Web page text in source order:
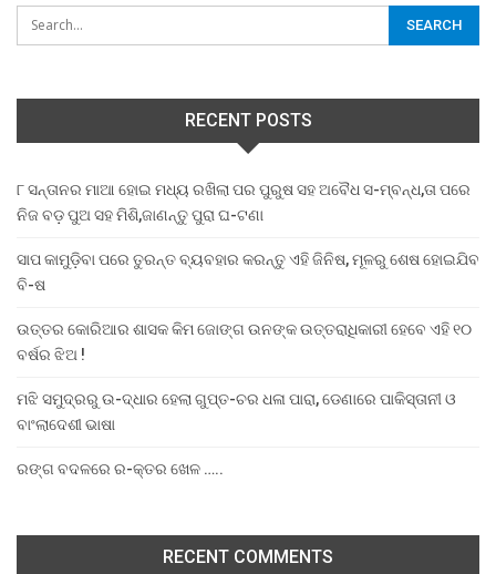
RECENT POSTS
୮ ସନ୍ତାନର ମାଆ ହୋଇ ମଧ୍ୟ ରଖିଲା ପର ପୁରୁଷ ସହ ଅବୈଧ ସ-ମ୍ବନ୍ଧ,ତା ପରେ
ନିଜ ବଡ଼ ପୁଅ ସହ ମିଶି,ଜାଣନ୍ତୁ ପୁରା ଘ-ଟଣା
ସାପ କାମୁଡ଼ିବା ପରେ ତୁରନ୍ତ ବ୍ୟବହାର କରନ୍ତୁ ଏହି ଜିନିଷ, ମୂଳରୁ ଶେଷ ହୋଇଯିବ
ବି-ଷ
ଉତ୍ତର କୋରିଆର ଶାସକ କିମ ଜୋଙ୍ଗ ଉନଙ୍କ ଉତ୍ତରାଧିକାରୀ ହେବେ ଏହି ୧୦
ବର୍ଷର ଝିଅ !
ମଝି ସମୁଦ୍ରରୁ ଉ-ଦ୍ଧାର ହେଲା ଗୁପ୍ତ-ଚର ଧଳା ପାରା, ଡେଣାରେ ପାକିସ୍ତାନୀ ଓ
ବାଂଲାଦେଶୀ ଭାଷା
ରଙ୍ଗ ବଦଳରେ ର-କ୍ତର ଖେଳ …..
RECENT COMMENTS